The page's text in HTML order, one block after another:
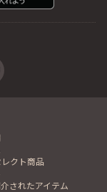
クト商品
されたアイテム